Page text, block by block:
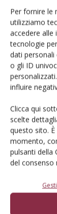
Per fornire le
utilizziamo
accedere
tecnologie
dati
o gli ID
influire
Clicca qui
scelte
questo sito.
momento,
pulsanti della
del consenso
essere
Cabina,
La cabina è
livello di
trattore per
durante il
utilizzati o
veloce che
erbacee. In
cabinato.
esecuzione
addirittura